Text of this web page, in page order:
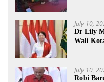
July 10,
Dr Lily
Wali
July 10,
Robi